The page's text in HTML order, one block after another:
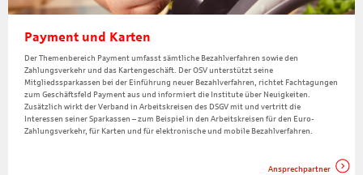
Payment und Karten
Der Themenbereich Payment umfasst sämtliche Bezahlverfahren sowie den
Zahlungsverkehr und das Kartengeschäft. Der OSV unterstützt seine
Mitgliedssparkassen bei der Einführung neuer Bezahlverfahren, richtet Fachtagungen
zum Geschäftsfeld Payment aus und informiert die Institute über Neuigkeiten.
Zusätzlich wirkt der Verband in Arbeitskreisen des DSGV mit und vertritt die
Interessen seiner Sparkassen – zum Beispiel in den Arbeitskreisen für den Euro-
Zahlungsverkehr, für Karten und für elektronische und mobile Bezahlverfahren.
Ansprechpartner